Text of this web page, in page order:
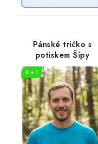
Pánské tričko s
potiskem Šípy
2 + 1